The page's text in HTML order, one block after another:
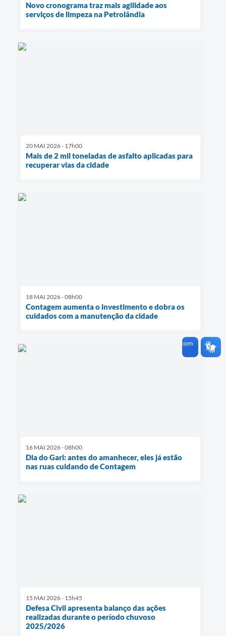
Novo cronograma traz mais agilidade aos
serviços de limpeza na Petrolândia
20 MAI 2026 - 17h00
Mais de 2 mil toneladas de asfalto aplicadas para
recuperar vias da cidade
18 MAI 2026 - 08h00
Contagem aumenta o investimento e dobra os
cuidados com a manutenção da cidade
16 MAI 2026 - 08h00
Dia do Gari: antes do amanhecer, eles já estão
nas ruas cuidando de Contagem
15 MAI 2026 - 15h45
Defesa Civil apresenta balanço das ações
realizadas durante o período chuvoso
2025/2026